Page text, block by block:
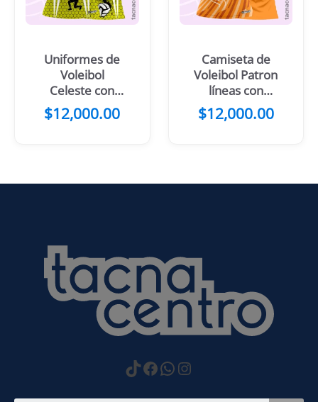
Uniformes de
Voleibol
Celeste con
negro
difuminado
$12,000.00
Camiseta de
Voleibol Patron
líneas con
pelota
$12,000.00
https://
Facebook
WhatsApp
Instagram